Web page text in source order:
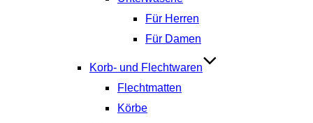
Für Herren
Für Damen
Korb- und Flechtwaren
Flechtmatten
Körbe